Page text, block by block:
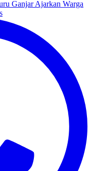
Ganjar Ajarkan Warga